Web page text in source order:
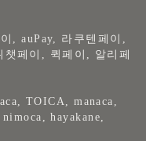
, auPay, 라쿠텐페이,
페이, 퀵페이, 알리페
TOICA, manaca,
hayakane,